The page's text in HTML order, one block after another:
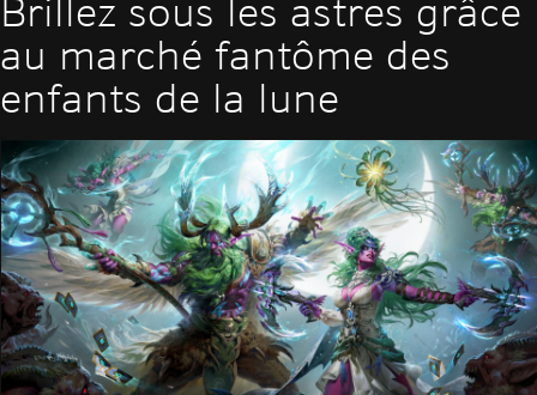
Brillez sous les astres grâce
au marché fantôme des
enfants de la lune